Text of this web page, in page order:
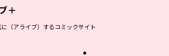
＋
（アライブ）するコミックサイト